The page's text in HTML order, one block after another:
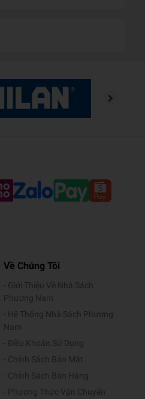
Về Chúng Tôi
Giới Thiệu Về Nhà Sách
Phương Nam
Hệ Thống Nhà Sách Phương
Nam
Điều Khoản Sử Dụng
Chính Sách Bảo Mật
Chính Sách Bán Hàng
Phương Thức Vận Chuyển